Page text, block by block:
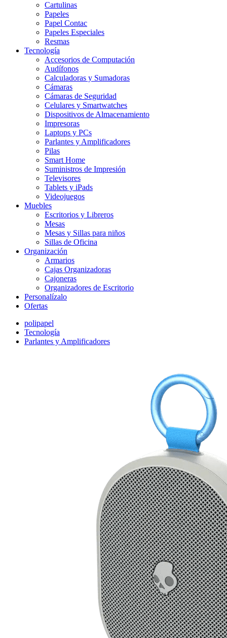
Cartulinas
Papeles
Papel Contac
Papeles Especiales
Resmas
Tecnología
Accesorios de Computación
Audífonos
Calculadoras y Sumadoras
Cámaras
Cámaras de Seguridad
Celulares y Smartwatches
Dispositivos de Almacenamiento
Impresoras
Laptops y PCs
Parlantes y Amplificadores
Pilas
Smart Home
Suministros de Impresión
Televisores
Tablets y iPads
Videojuegos
Muebles
Escritorios y Libreros
Mesas
Mesas y Sillas para niños
Sillas de Oficina
Organización
Armarios
Cajas Organizadoras
Cajoneras
Organizadores de Escritorio
Personalízalo
Ofertas
polipapel
Tecnología
Parlantes y Amplificadores